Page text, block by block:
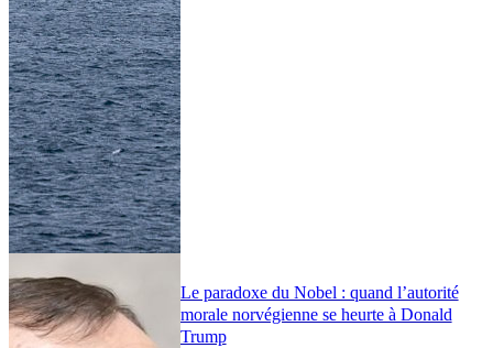
Le paradoxe du Nobel : quand l’autorité
morale norvégienne se heurte à Donald
Trump